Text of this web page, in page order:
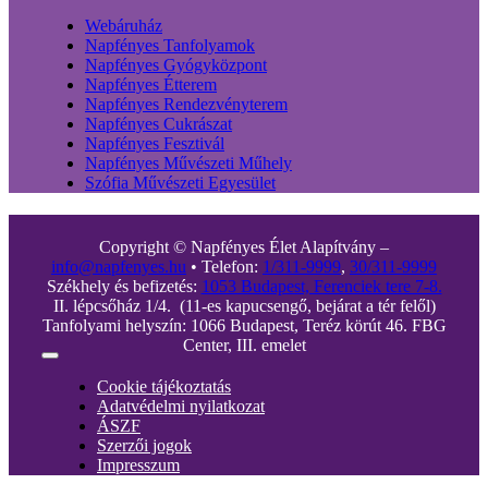
Webáruház
Napfényes Tanfolyamok
Napfényes Gyógyközpont
Napfényes Étterem
Napfényes Rendezvényterem
Napfényes Cukrászat
Napfényes Fesztivál
Napfényes Művészeti Műhely
Szófia Művészeti Egyesület
Copyright © Napfényes Élet Alapítvány –
info@napfenyes.hu • Telefon: 1/311-9999, 30/311-9999
Székhely és befizetés: 1053 Budapest, Ferenciek tere 7-8.
II. lépcsőház 1/4. (11-es kapucsengő, bejárat a tér felől)
Tanfolyami helyszín: 1066 Budapest, Teréz körút 46. FBG
Center, III. emelet
Toggle
NavigationCookie tájékoztatás
Adatvédelmi nyilatkozat
ÁSZF
Szerzői jogok
Impresszum